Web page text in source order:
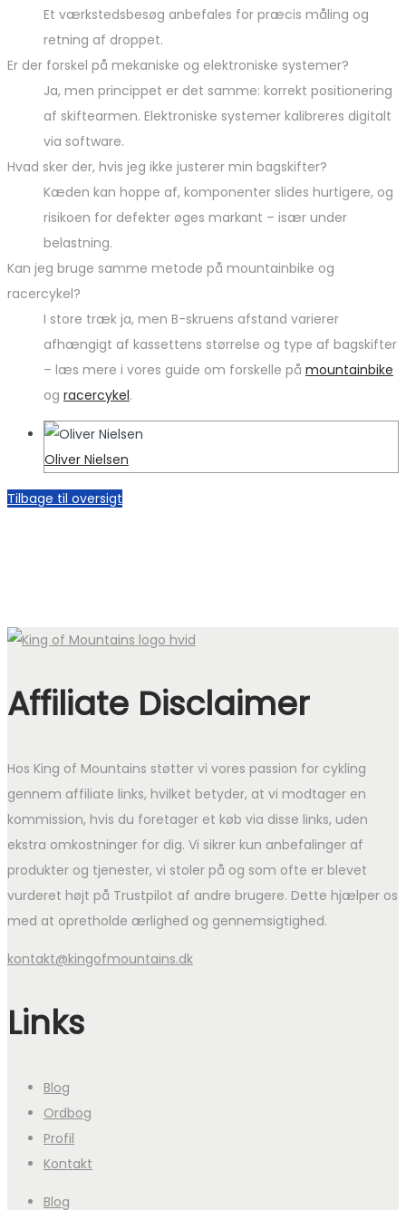
Et værkstedsbesøg anbefales for præcis måling og
retning af droppet.
Er der forskel på mekaniske og elektroniske systemer?
Ja, men princippet er det samme: korrekt positionering
af skiftearmen. Elektroniske systemer kalibreres digitalt
via software.
Hvad sker der, hvis jeg ikke justerer min bagskifter?
Kæden kan hoppe af, komponenter slides hurtigere, og
risikoen for defekter øges markant – især under
belastning.
Kan jeg bruge samme metode på mountainbike og
racercykel?
I store træk ja, men B-skruens afstand varierer
afhængigt af kassettens størrelse og type af bagskifter
– læs mere i vores guide om forskelle på mountainbike
og racercykel.
Oliver Nielsen
Tilbage til oversigt
Affiliate Disclaimer
Hos King of Mountains støtter vi vores passion for cykling
gennem affiliate links, hvilket betyder, at vi modtager en
kommission, hvis du foretager et køb via disse links, uden
ekstra omkostninger for dig. Vi sikrer kun anbefalinger af
produkter og tjenester, vi stoler på og som ofte er blevet
vurderet højt på Trustpilot af andre brugere. Dette hjælper os
med at opretholde ærlighed og gennemsigtighed.
kontakt@kingofmountains.dk
Links
Blog
Ordbog
Profil
Kontakt
Blog